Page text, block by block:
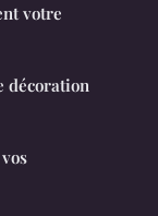
votre
décoration